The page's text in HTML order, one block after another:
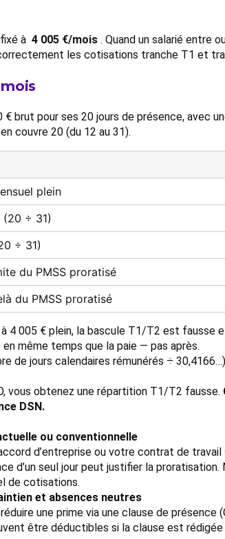
à 4 005 €/mois . Quand un salarié entre
les cotisations tranche T1 et
brut pour ses 20 jours de présence, avec
couvre 20 (du 12 au 31).
plein
÷ 31)
÷ 31)
du PMSS proratisé
du PMSS proratisé
4 005 € plein, la bascule T1/T2 est fausse
même temps que la paie — pas après.
de jours calendaires rémunérés ÷
vous obtenez une répartition T1/T2 fausse.
DSN.
ou conventionnelle
d’entreprise ou votre contrat de
d’un seul jour peut justifier la
de cotisations.
et absences neutres
une prime via une clause de présence
être déductibles si la clause est